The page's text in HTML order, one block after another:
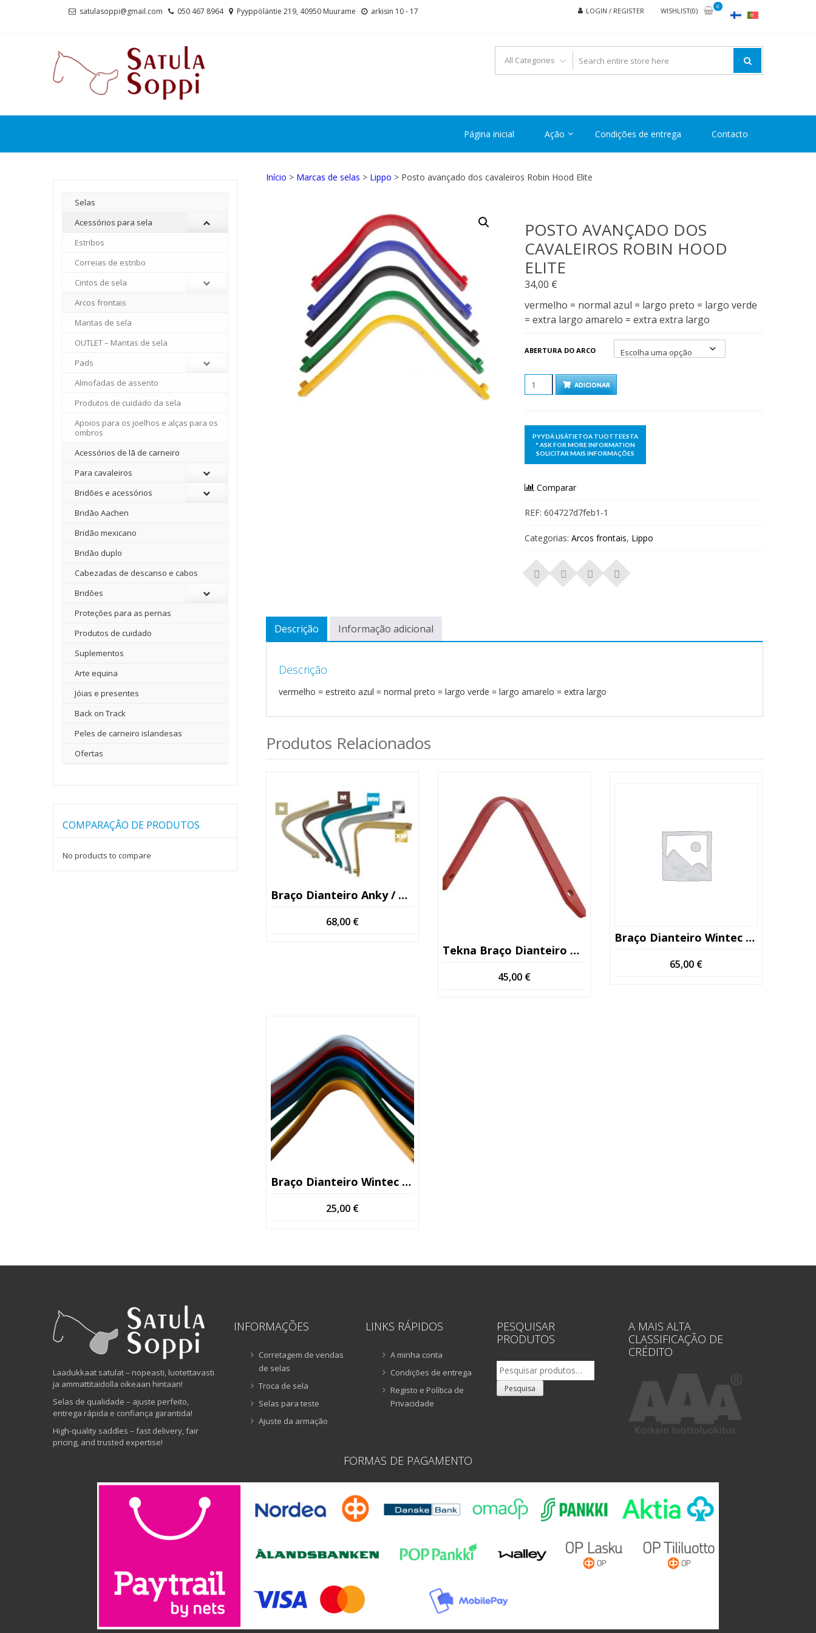
satulasoppi@gmail.com 050 467 8964 Pyyppöläntie 219, 40950 Muurame arkisin 10 - 17 LOGIN / REGISTER WISHLIST(0)
0
Página inicial Ação Condições de entrega Contacto
Início > Marcas de selas > Lippo > Posto avançado dos cavaleiros Robin Hood Elite
POSTO AVANÇADO DOS
CAVALEIROS ROBIN HOOD
ELITE
34,00 €
vermelho = normal azul = largo preto = largo verde
= extra largo amarelo = extra extra largo
ABERTURA DO ARCO
QUANTIDADE
ADICIONAR
Comparar
REF: 604727d7feb1-1
Categorias: Arcos frontais, Lippo
Descrição Informação adicional
Descrição
vermelho = estreito azul = normal preto = largo verde = largo amarelo = extra largo
Produtos Relacionados
Braço Dianteiro Anky / PDS
68,00 €
Tekna Braço Dianteiro Escola/geral Número De Série >13
45,00 €
Braço Dianteiro Wintec Usado
65,00 €
Braço Dianteiro Wintec Verde Usado (Kopio)
25,00 €
Selas
Acessórios para sela
Estribos
Correias de estribo
Cintos de sela
Arcos frontais
Mantas de sela
OUTLET – Mantas de sela
Pads
Almofadas de assento
Produtos de cuidado da sela
Apoios para os joelhos e alças para os
ombros
Acessórios de lã de carneiro
Para cavaleiros
Bridões e acessórios
Bridão Aachen
Bridão mexicano
Bridão duplo
Cabezadas de descanso e cabos
Bridões
Proteções para as pernas
Produtos de cuidado
Suplementos
Arte equina
Jóias e presentes
Back on Track
Peles de carneiro islandesas
Ofertas
COMPARAÇÃO DE PRODUTOS
No products to compare
Laadukkaat satulat – nopeasti, luotettavasti
ja ammattitaidolla oikeaan hintaan!
Selas de qualidade – ajuste perfeito,
entrega rápida e confiança garantida!
High-quality saddles – fast delivery, fair
pricing, and trusted expertise!
INFORMAÇÕES
Corretagem de vendas
de selas
Troca de sela
Selas para teste
Ajuste da armação
LINKS RÁPIDOS
A minha conta
Condições de entrega
Registo e Política de
Privacidade
PESQUISAR
PRODUTOS
Pesquisar
por:
Pesquisa
A MAIS ALTA
CLASSIFICAÇÃO DE
CRÉDITO
FORMAS DE PAGAMENTO